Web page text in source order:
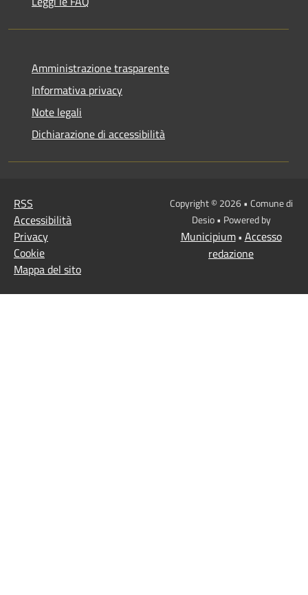
Amministrazione trasparente
Informativa privacy
Note legali
Dichiarazione di accessibilità
RSS
Accessibilità
Privacy
Cookie
Mappa del sito
Copyright © 2026 • Comune di
Desio • Powered by
Municipium• Accesso
redazione